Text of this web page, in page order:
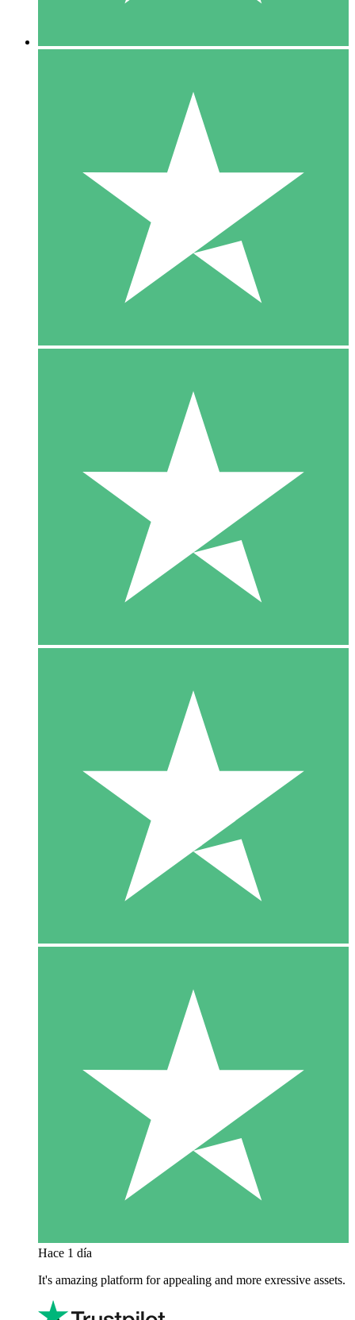
Hace 1 día
It's amazing platform for appealing and more exressive assets.